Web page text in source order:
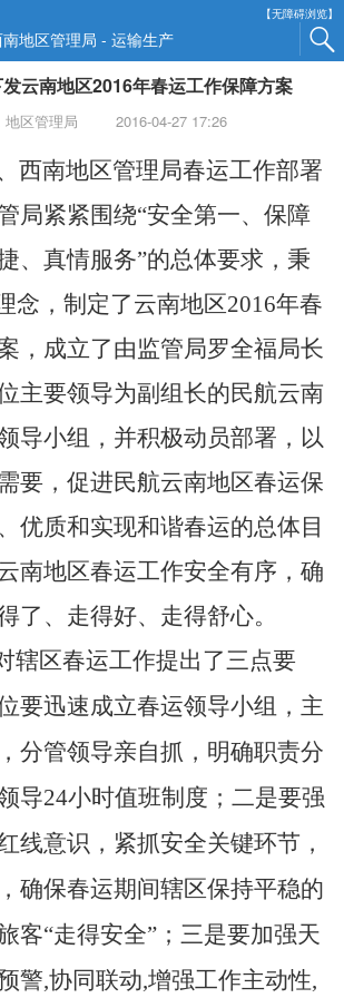
【无障碍浏览】
地区管理局 - 运输生产
云南地区2016年春运工作保障方案
地区管理局 2016-04-27 17:26
西南地区管理局春运工作部署
局紧紧围绕“安全第一、保障
、真情服务”的总体要求，秉
念，制定了云南地区2016年春
，成立了由监管局罗全福局长
主要领导为副组长的民航云南
导小组，并积极动员部署，以
要，促进民航云南地区春运保
优质和实现和谐春运的总体目
南地区春运工作安全有序，确
了、走得好、走得舒心。
辖区春运工作提出了三点要
要迅速成立春运领导小组，主
分管领导亲自抓，明确职责分
导24小时值班制度；二是要强
线意识，紧抓安全关键环节，
确保春运期间辖区保持平稳的
客“走得安全”；三是要加强天
警,协同联动,增强工作主动性,